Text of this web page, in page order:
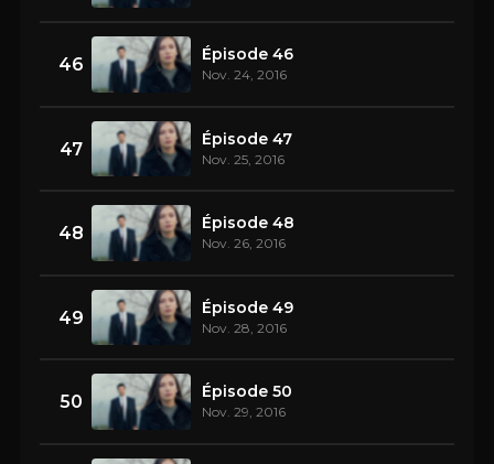
46 Épisode 46
Nov. 24, 2016
47 Épisode 47
Nov. 25, 2016
48 Épisode 48
Nov. 26, 2016
49 Épisode 49
Nov. 28, 2016
50 Épisode 50
Nov. 29, 2016